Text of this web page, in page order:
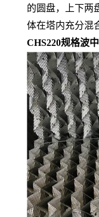
的圆盘，上下两
体在塔内充分混
CHS220规格波